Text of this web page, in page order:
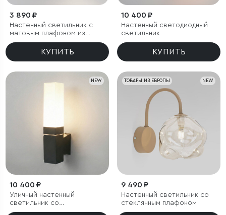
3 890 ₽
Настенный светильник с
матовым плафоном из
стекла
КУПИТЬ
10 400 ₽
Настенный светодиодный
светильник
КУПИТЬ
NEW
10 400 ₽
Уличный настенный
светильник со
светодиодами 1534
NEW
ТОВАРЫ ИЗ ЕВРОПЫ
9 490 ₽
Настенный светильник со
стеклянным плафоном